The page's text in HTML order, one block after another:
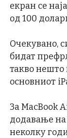
екран се
од 100
Очекувано,
бидат
такво нешто
основниот
За MacBook
додавање на
неколку